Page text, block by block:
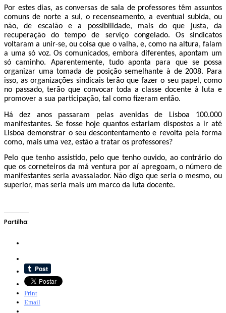
Por estes dias, as conversas de sala de professores têm assuntos
comuns de norte a sul, o recenseamento, a eventual subida, ou
não, de escalão e a possibilidade, mais do que justa, da
recuperação do tempo de serviço congelado. Os sindicatos
voltaram a unir-se, ou coisa que o valha, e, como na altura, falam
a uma só voz. Os comunicados, embora diferentes, apontam um
só caminho. Aparentemente, tudo aponta para que se possa
organizar uma tomada de posição semelhante à de 2008. Para
isso, as organizações sindicais terão que fazer o seu papel, como
no passado, terão que convocar toda a classe docente à luta e
promover a sua participação, tal como fizeram então.
Há dez anos passaram pelas avenidas de Lisboa 100.000
manifestantes. Se fosse hoje quantos estariam dispostos a ir até
Lisboa demonstrar o seu descontentamento e revolta pela forma
como, mais uma vez, estão a tratar os professores?
Pelo que tenho assistido, pelo que tenho ouvido, ao contrário do
que os corneteiros da má ventura por aí apregoam, o número de
manifestantes seria avassalador. Não digo que seria o mesmo, ou
superior, mas seria mais um marco da luta docente.
Partilha:
Print
Email